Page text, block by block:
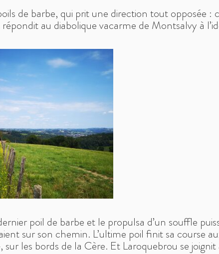
de barbe, qui prit une direction tout opposée :
au diabolique vacarme de Montsalvy à
poil de barbe et le propulsa d’un souffle
sur son chemin. L’ultime poil finit sa course
les bords de la Cère. Et Laroquebrou se